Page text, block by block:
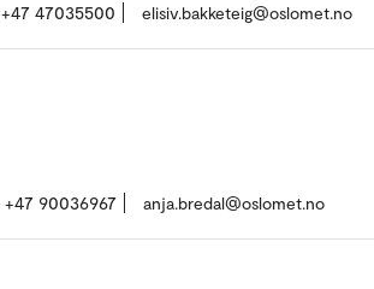
+47 47035500 elisiv.bakketeig@oslomet.no
+47 90036967 anja.bredal@oslomet.no